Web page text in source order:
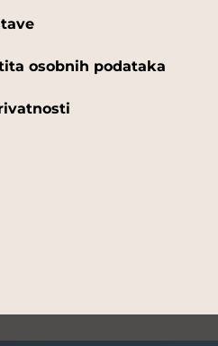
osobnih podataka